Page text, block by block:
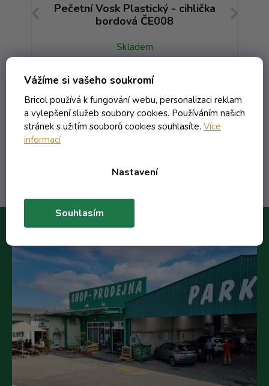
Vážíme si vašeho soukromí
Bricol používá k fungování webu, personalizaci reklam
a vylepšení služeb soubory cookies. Používáním našich
stránek s užitím souborů cookies souhlasíte. Více
informací
Nastavení
Souhlasím
Pečetní Vosk Plastický - cihlička
bordová ČE008
Skladem
1,06 Kč včetně DPH
0,88 Kč/ ks
1,59 Kč (-44%)